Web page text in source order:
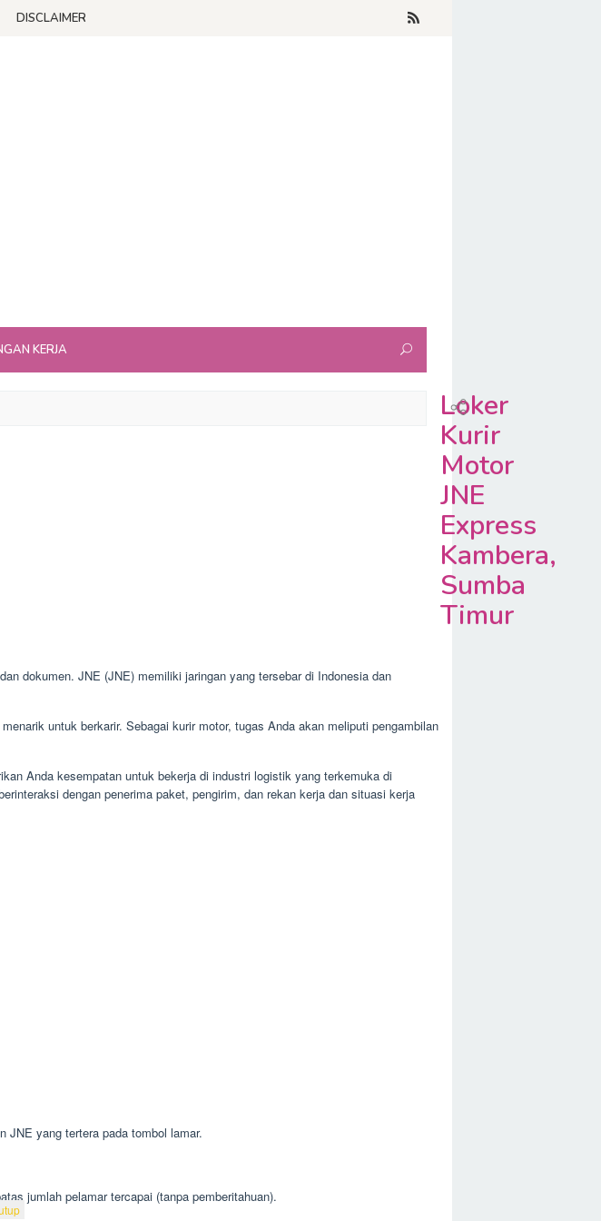
DISCLAIMER
KERJA
Loker
Kurir
Motor
JNE
Express
Kambera,
Sumba
Timur
dokumen. JNE (JNE) memiliki jaringan yang tersebar di Indonesia dan
untuk berkarir. Sebagai kurir motor, tugas Anda akan meliputi pengambilan
Anda kesempatan untuk bekerja di industri logistik yang terkemuka di
dengan penerima paket, pengirim, dan rekan kerja dan situasi kerja
JNE yang tertera pada tombol lamar.
jumlah pelamar tercapai (tanpa pemberitahuan).